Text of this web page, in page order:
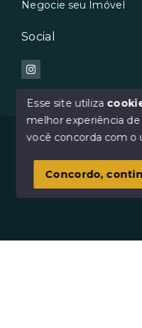
Negocie seu Imóvel
Social
© Copyright 2026 -
SITE PARA IMOBILIARIA
Esse site utiliza
melhor experiência
você concorda com o
Concordo,